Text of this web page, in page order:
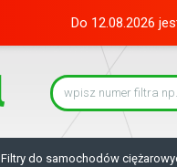
Do 12.08.2026
Filtry do samochodów